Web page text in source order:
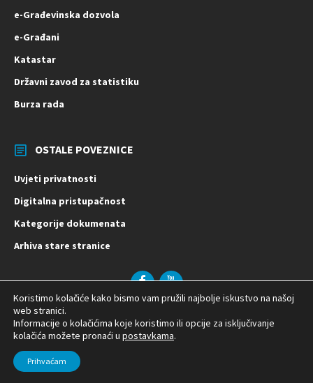
e-Građevinska dozvola
e-Građani
Katastar
Državni zavod za statistiku
Burza rada
OSTALE POVEZNICE
Uvjeti privatnosti
Digitalna pristupačnost
Kategorije dokumenata
Arhiva stare stranice
FacebookYouTube
Koristimo kolačiće kako bismo vam pružili najbolje iskustvo na našoj
web stranici.
Informacije o kolačićima koje koristimo ili opcije za isključivanje
kolačića možete pronaći u postavkama.
Prihvaćam